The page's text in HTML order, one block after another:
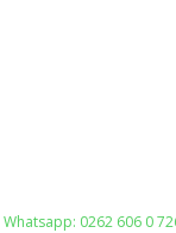
Whatsapp: 0262 606 0